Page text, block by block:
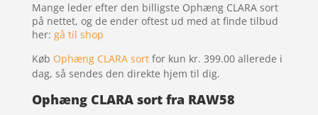
Mange leder efter den billigste Ophæng CLARA sort
på nettet, og de ender oftest ud med at finde tilbud
her: gå til shop
Køb Ophæng CLARA sortfor kun kr. 399.00 allerede i
dag, så sendes den direkte hjem til dig.
Ophæng CLARA sort fra RAW58